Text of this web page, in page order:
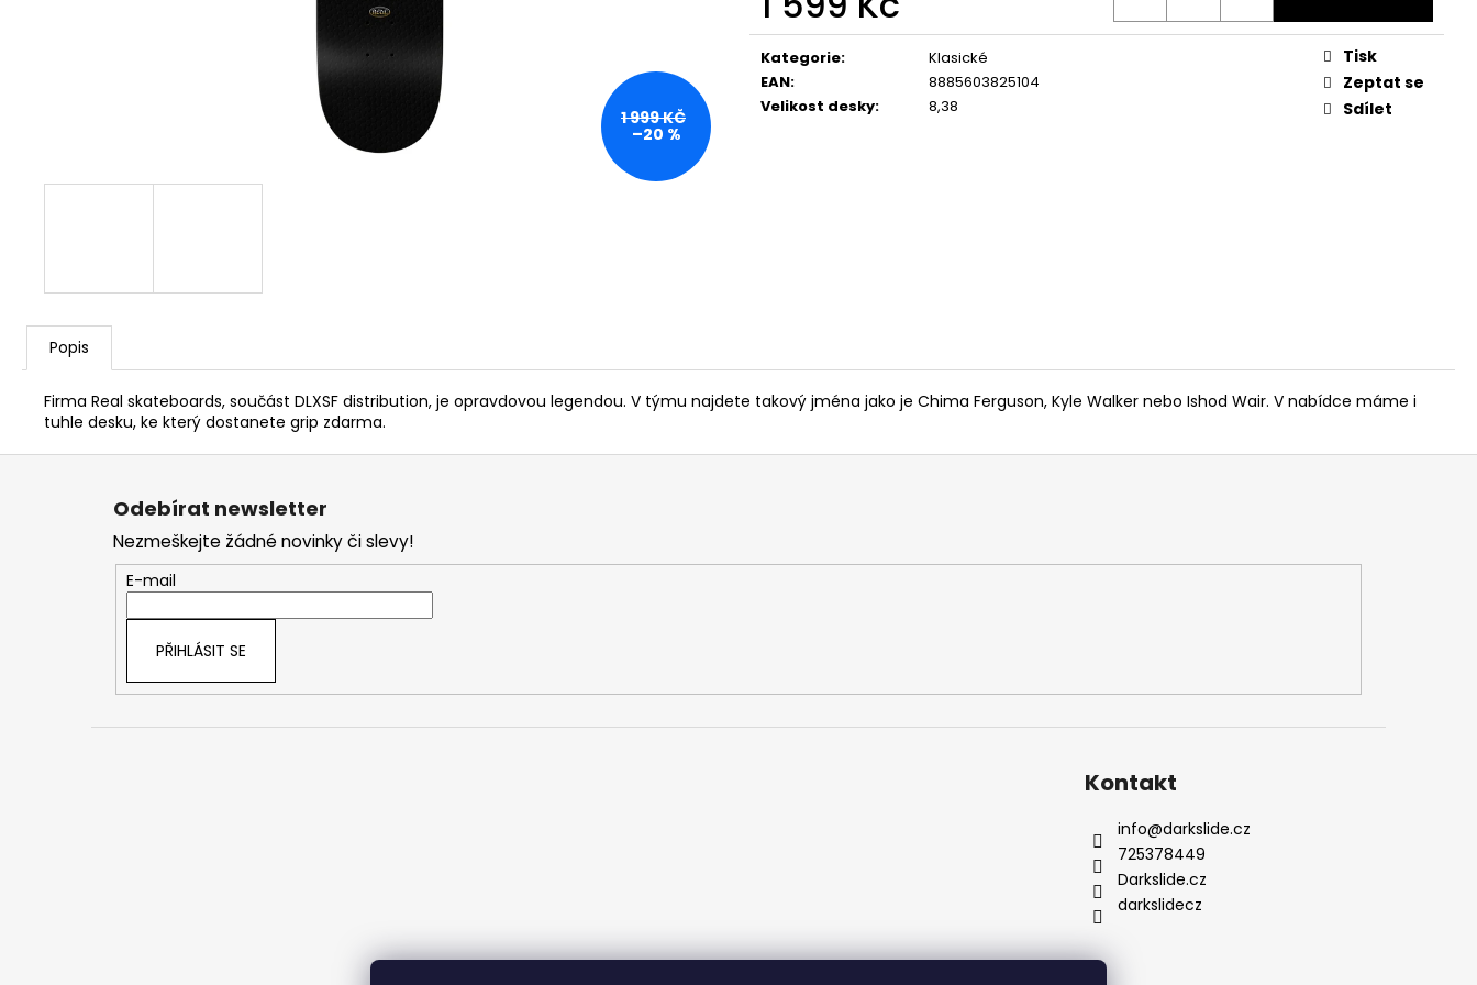
Měrná
cena:
Kategorie:
Klasické
EAN:
8885603825104
Velikost desky: 8,38
Tisk
Zeptat se
Sdílet
1 999 KČ
–20 %
Popis
Firma Real skateboards, součást DLXSF distribution, je opravdovou legendou. V týmu najdete takový jména jako je Chima Ferguson, Kyle Walker nebo Ishod Wair. V nabídce máme i
tuhle desku, ke který dostanete grip zdarma.
Z
Odebírat newsletter
Nezmeškejte žádné novinky či slevy!
E-mail
PŘIHLÁSIT SE
Kontakt
info@darkslide.cz
725378449
Darkslide.cz
darkslidecz